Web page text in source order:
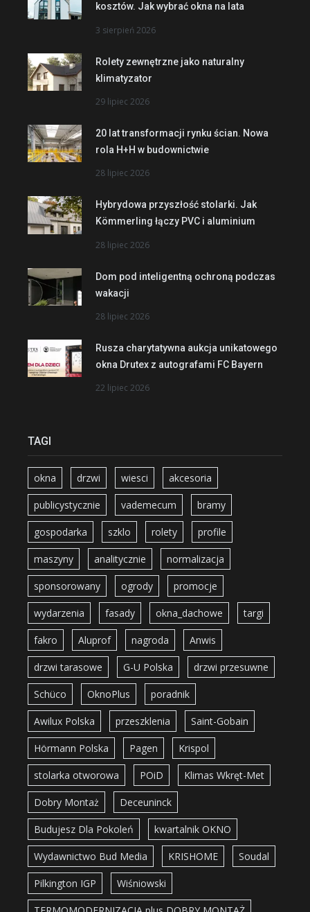
kosztów. Jak wybrać okna na lata
3 sierpień 2026
Rolety zewnętrzne jako naturalny
klimatyzator
29 lipiec 2026
20 lat transformacji rynku ścian. Nowa
rola H+H w budownictwie
28 lipiec 2026
Hybrydowa przyszłość stolarki. Jak
Kömmerling łączy PVC i aluminium
28 lipiec 2026
Dom pod inteligentną ochroną podczas
wakacji
28 lipiec 2026
Rusza charytatywna aukcja unikatowego
okna Drutex z autografami FC Bayern
22 lipiec 2026
TAGI
okna drzwi wiesci akcesoria
publicystycznie vademecum bramy
gospodarka szklo rolety profile
maszyny analitycznie normalizacja
sponsorowany ogrody promocje
wydarzenia fasady okna_dachowe targi
fakro Aluprof nagroda Anwis
drzwi tarasowe G-U Polska drzwi przesuwne
Schüco OknoPlus poradnik
Awilux Polska przeszklenia Saint-Gobain
Hörmann Polska Pagen Krispol
stolarka otworowa POiD Klimas Wkręt-Met
Dobry Montaż Deceuninck
Budujesz Dla Pokoleń kwartalnik OKNO
Wydawnictwo Bud Media KRISHOME Soudal
Pilkington IGP Wiśniowski